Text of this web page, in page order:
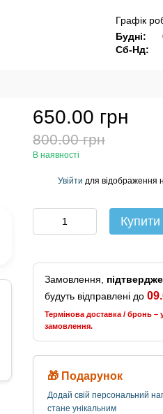
Графік
Будні:
Сб-Нд:
650.00 грн
800.00 грн
В наявності
Увійти для відображення
Купити
Замовлення,
будуть відправлені до
Термінова доставка / бронь –
замовлення.
🎁 Подарунок
Додай свій персональний
стане унікальним